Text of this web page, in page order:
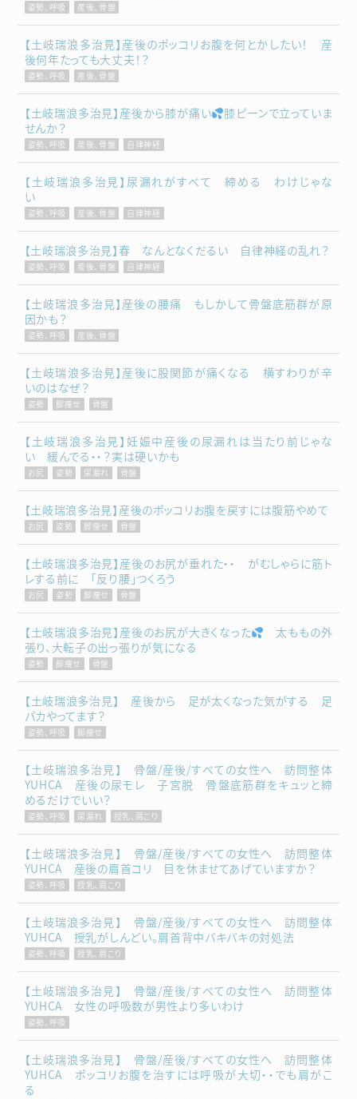
姿勢、呼吸 産後、骨盤
【土岐瑞浪多治見】産後のポッコリお腹を何とかしたい！ 産
後何年たっても大丈夫！？
姿勢、呼吸 産後、骨盤
【土岐瑞浪多治見】産後から膝が痛い
膝ピーンで立っていま
せんか？
姿勢、呼吸 産後、骨盤 自律神経
【土岐瑞浪多治見】尿漏れがすべて 締める わけじゃな
い
姿勢、呼吸 産後、骨盤 自律神経
【土岐瑞浪多治見】春 なんとなくだるい 自律神経の乱れ？
姿勢、呼吸 産後、骨盤 自律神経
【土岐瑞浪多治見】産後の腰痛 もしかして骨盤底筋群が原
因かも？
姿勢、呼吸 産後、骨盤
【土岐瑞浪多治見】産後に股関節が痛くなる 横すわりが辛
いのはなぜ？
姿勢 脚痩せ 骨盤
【土岐瑞浪多治見】妊娠中産後の尿漏れは当たり前じゃな
い 緩んでる・・？実は硬いかも
お尻 姿勢 尿漏れ 骨盤
【土岐瑞浪多治見】産後のポッコリお腹を戻すには腹筋やめて
お尻 姿勢 脚痩せ 骨盤
【土岐瑞浪多治見】産後のお尻が垂れた・・ がむしゃらに筋ト
レする前に 「反り腰」つくろう
お尻 姿勢 脚痩せ 骨盤
【土岐瑞浪多治見】産後のお尻が大きくなった
太ももの外
張り、大転子の出っ張りが気になる
姿勢 脚痩せ 骨盤
【土岐瑞浪多治見】 産後から 足が太くなった気がする 足
パカやってます？
姿勢、呼吸 脚痩せ
【土岐瑞浪多治見】 骨盤/産後/すべての女性へ 訪問整体
YUHCA 産後の尿モレ 子宮脱 骨盤底筋群をキュッと締
めるだけでいい？
姿勢、呼吸 尿漏れ 授乳、肩こり
【土岐瑞浪多治見】 骨盤/産後/すべての女性へ 訪問整体
YUHCA 産後の肩首コリ 目を休ませてあげていますか？
姿勢、呼吸 授乳、肩こり
【土岐瑞浪多治見】 骨盤/産後/すべての女性へ 訪問整体
YUHCA 授乳がしんどい。肩首背中バキバキの対処法
姿勢、呼吸 授乳、肩こり
【土岐瑞浪多治見】 骨盤/産後/すべての女性へ 訪問整体
YUHCA 女性の呼吸数が男性より多いわけ
姿勢、呼吸
【土岐瑞浪多治見】 骨盤/産後/すべての女性へ 訪問整体
YUHCA ポッコリお腹を治すには呼吸が大切・・でも肩がこ
る